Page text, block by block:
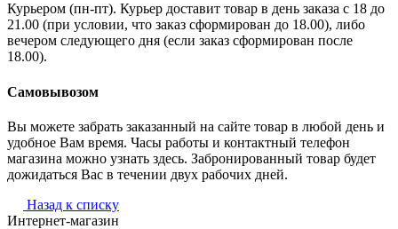
Курьером (пн-пт). Курьер доставит товар в день заказа с 18 до
21.00 (при условии, что заказ сформирован до 18.00), либо
вечером следующего дня (если заказ сформирован после
18.00).
Самовывозом
Вы можете забрать заказанный на сайте товар в любой день и
удобное Вам время. Часы работы и контактный телефон
магазина можно узнать здесь. Забронированный товар будет
дожидаться Вас в течении двух рабочих дней.
Назад к списку
Интернет-магазин